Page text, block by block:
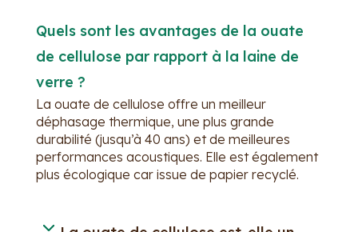
Quels sont les avantages de la ouate
de cellulose par rapport à la laine de
verre ?
La ouate de cellulose offre un meilleur
déphasage thermique, une plus grande
durabilité (jusqu’à 40 ans) et de meilleures
performances acoustiques. Elle est également
plus écologique car issue de papier recyclé.